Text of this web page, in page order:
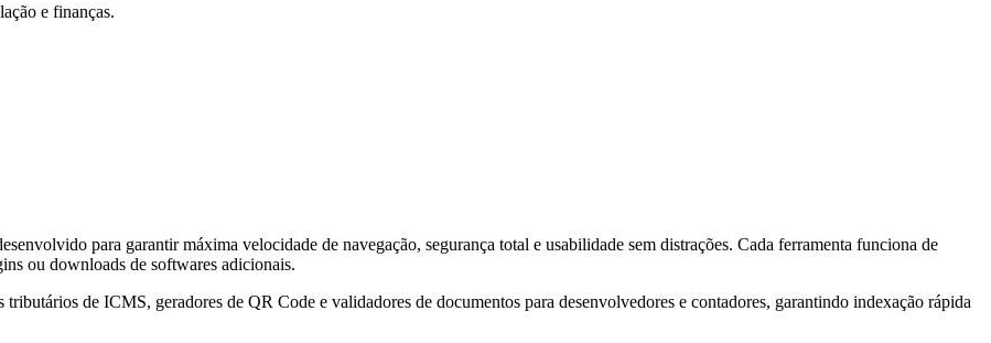
e finanças.
para garantir máxima velocidade de navegação, segurança total e usabilidade sem distrações. Cada ferramenta funciona de
ou downloads de softwares adicionais.
de ICMS, geradores de QR Code e validadores de documentos para desenvolvedores e contadores, garantindo indexação rápida